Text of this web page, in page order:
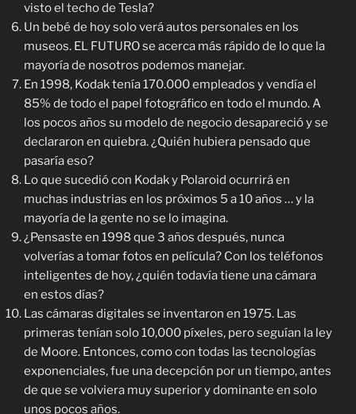
visto el techo de Tesla?
Un bebé de hoy solo verá autos personales en los
museos. EL FUTURO se acerca más rápido de lo que la
mayoría de nosotros podemos manejar.
En 1998, Kodak tenía 170.000 empleados y vendía el
85% de todo el papel fotográfico en todo el mundo. A
los pocos años su modelo de negocio desapareció y se
declararon en quiebra. ¿Quién hubiera pensado que
pasaría eso?
Lo que sucedió con Kodak y Polaroid ocurrirá en
muchas industrias en los próximos 5 a 10 años … y la
mayoría de la gente no se lo imagina.
¿Pensaste en 1998 que 3 años después, nunca
volverías a tomar fotos en película? Con los teléfonos
inteligentes de hoy, ¿quién todavía tiene una cámara
en estos días?
Las cámaras digitales se inventaron en 1975. Las
primeras tenían solo 10,000 píxeles, pero seguían la ley
de Moore. Entonces, como con todas las tecnologías
exponenciales, fue una decepción por un tiempo, antes
de que se volviera muy superior y dominante en solo
unos pocos años.